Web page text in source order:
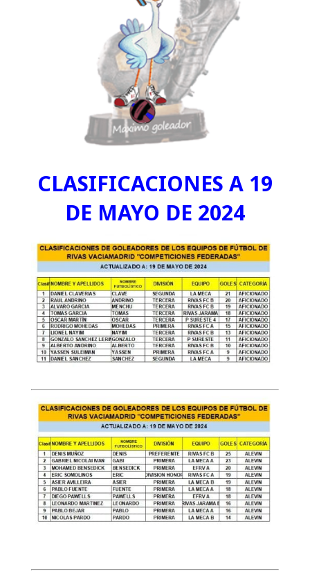
CLASIFICACIONES A 19
DE MAYO DE 2024